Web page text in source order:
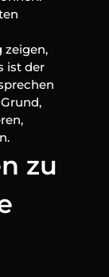
zeigen,
ist der
zu